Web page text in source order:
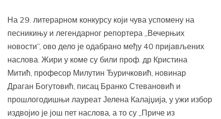
На 29. литерарном конкурсу који чува успомену на
песникињу и легендарног репортера „Вечерњих
новости”, ово дело је одабрано међу 40 пријављених
наслова. Жири у коме су били проф. др Кристина
Митић, професор Милутин Ђуричковић, новинар
Драган Богутовић, писац Бранко Стевановић и
прошлогодишњи лауреат Јелена Калајџија, у ужи избор
издвојио је још пет наслова, а то су „Приче из